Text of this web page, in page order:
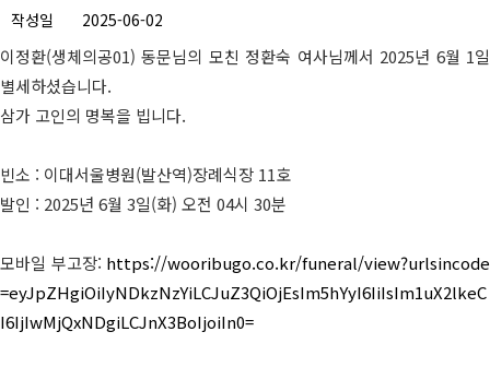
동문 동정
경조사
포토 갤러리
동문회보
(구)동문회보
작성일 2025-06-02
이정환(생체의공01) 동문님의 모친 정환숙 여사님께서 2025년 6월 1일
별세하셨습니다.
삼가 고인의 명복을 빕니다.
빈소 : 이대서울병원(발산역)장례식장 11호
발인 : 2025년 6월 3일(화) 오전 04시 30분
모바일 부고장: https://wooribugo.co.kr/funeral/view?urlsincode
=eyJpZHgiOiIyNDkzNzYiLCJuZ3QiOjEsIm5hYyI6IiIsIm1uX2lkeC
I6IjIwMjQxNDgiLCJnX3BoIjoiIn0=